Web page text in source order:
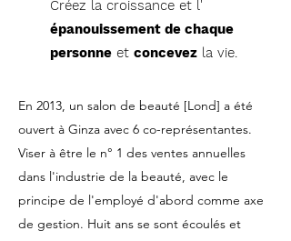
Créez la croissance et l'
épanouissement de chaque
personne et concevez la vie.
En 2013, un salon de beauté [Lond] a été
ouvert à Ginza avec 6 co-représentantes.
Viser à être le n° 1 des ventes annuelles
dans l'industrie de la beauté, avec le
principe de l'employé d'abord comme axe
de gestion. Huit ans se sont écoulés et